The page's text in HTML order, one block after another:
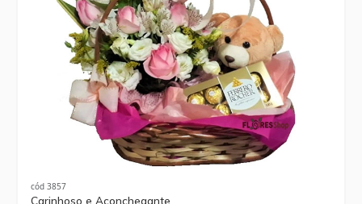
cód 3857
Carinhoso e Aconchegante